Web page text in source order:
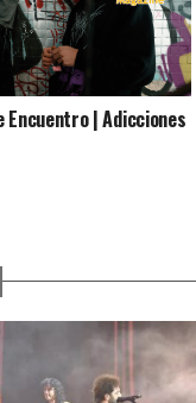
Encuentro | Adicciones